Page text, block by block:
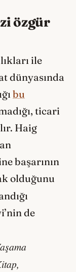
özgür
ile
dünyasında
bu
ticari
Haig
başarının
olduğunu
de